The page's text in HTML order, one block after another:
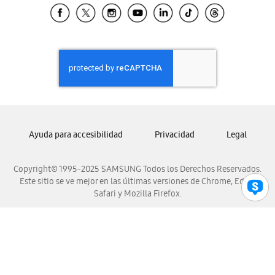
Samsung El Salvador
Samsung Honduras
Samsung Nicaragua
Samsung Panamá
Samsung Venezuela
Copyright© 1995-2025 SAMSUNG Todos los Derechos Reservados.
Este sitio se ve mejor en las últimas versiones de Chrome, Edge,
Safari y Mozilla Firefox.
Ayuda para accesibilidad Privacidad Legal